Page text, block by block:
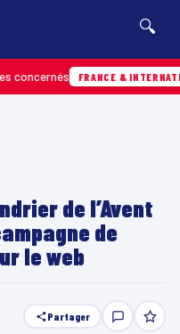
🔍
FRANCE & INTERNATIONALE
de l’Avent
de
le web
Partager